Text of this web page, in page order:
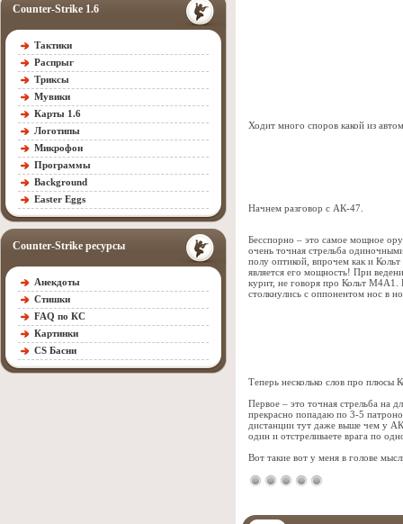
Counter-Strike 1.6
Тактики
Распрыг
Триксы
Мувики
Карты 1.6
Логотипы
Микрофон
Программы
Background
Easter Eggs
Counter-Strike ресурсы
Анекдоты
Стишки
FAQ по КС
Картинки
CS Басни
Ходит много споров какой из
Начнем разговор с АК-47.
Бесспорно – это самое мощное
очень точная стрельба
полу оптикой, впрочем как и
является его мощность! При
курит, не говоря про Кольт М4А1.
столкнулись с оппонентом нос в
Теперь несколько слов про плюсы
Первое – это точная стрельба на
прекрасно попадаю по 3-5
дистанции тут даже выше чем у
один и отстреливаете врага по
Вот такие вот у меня в голове